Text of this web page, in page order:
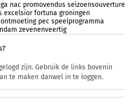
nac promovendus seizoensouverture
excelsior fortuna groningen
ontmoeting pec speelprogramma
zevenenveertig
zijn. Gebruik de links bovenin
te maken danwel in te loggen.